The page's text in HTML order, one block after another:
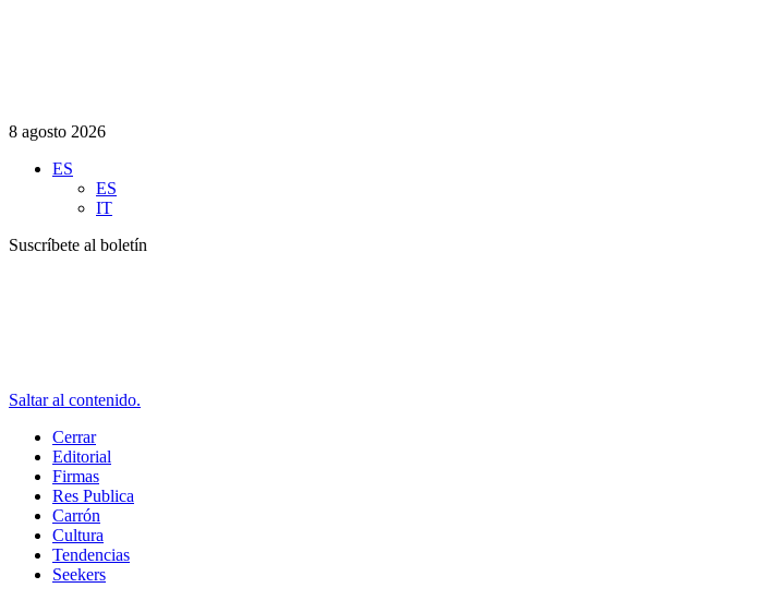
8 agosto 2026
ES
ES
IT
Suscríbete al boletín
Saltar al contenido.
Cerrar
Editorial
Firmas
Res Publica
Carrón
Cultura
Tendencias
Seekers